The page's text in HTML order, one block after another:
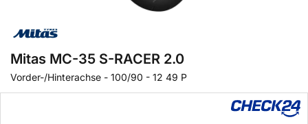
Mitas MC-35 S-RACER 2.0
Vorder-/Hinterachse - 100/90 - 12 49 P